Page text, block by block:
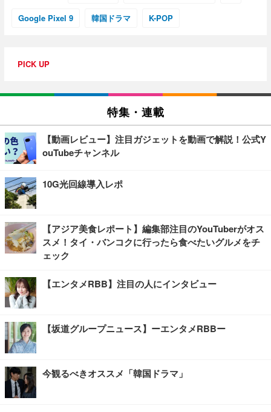
Google Pixel 9 韓国ドラマ K-POP
PICK UP
特集・連載
【動画レビュー】注目ガジェットを動画で解説！公式Y
ouTubeチャンネル
10G光回線導入レポ
【アジア美食レポート】編集部注目のYouTuberがオス
スメ！タイ・バンコクに行ったら食べたいグルメをチ
ェック
【エンタメRBB】注目の人にインタビュー
【坂道グループニュース】ーエンタメRBBー
今観るべきオススメ「韓国ドラマ」